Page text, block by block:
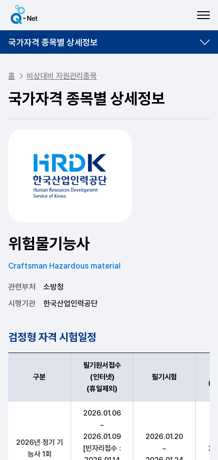
국가자격 종목별 상세정보
홈 비상대비 자원관리종목
국가자격 종목별 상세정보
위험물기능사
Craftsman Hazardous material
관련부처
소방청
시행기관
한국산업인력공단
검정형 자격 시험일정
구분
필기원서접수
(인터넷)
(휴일제외)
필기시험
(
2026년 정기 기
능사 1회
2026.01.06
~
2026.01.09
[빈자리접수 :
2026.01.20
~